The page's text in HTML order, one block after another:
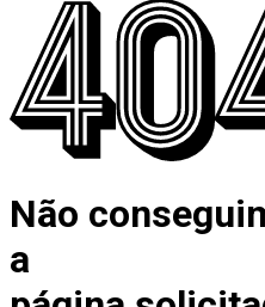
Não
a